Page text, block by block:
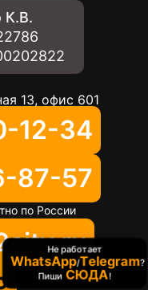
К.В.
13, офис 601
12-34
87-57
по России
Не работает
WhatsApp/Telegram?
Пиши СЮДА!